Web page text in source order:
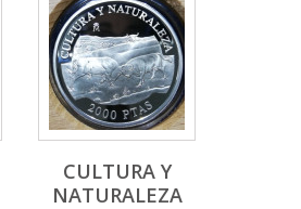
CULTURA Y
NATURALEZA